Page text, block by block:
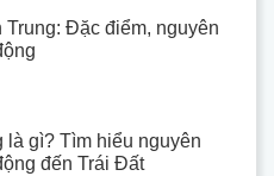
Trung: Đặc điểm, nguyên
là gì? Tìm hiểu nguyên
đến Trái Đất